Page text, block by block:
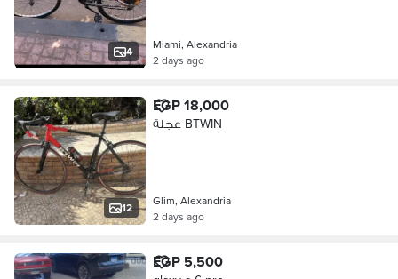
4
Miami, Alexandria
2 days ago
12
EGP 18,000
عجلة BTWIN
Glim, Alexandria
2 days ago
EGP 5,500